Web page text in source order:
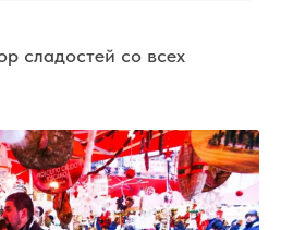
сладостей со всех